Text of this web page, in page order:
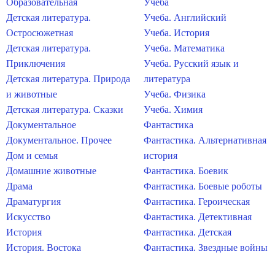
Образовательная
Детская литература.
Остросюжетная
Детская литература.
Приключения
Детская литература. Природа
и животные
Детская литература. Сказки
Документальное
Документальное. Прочее
Дом и семья
Домашние животные
Драма
Драматургия
Искусство
История
История. Востока
Учеба
Учеба. Английский
Учеба. История
Учеба. Математика
Учеба. Русский язык и
литература
Учеба. Физика
Учеба. Химия
Фантастика
Фантастика. Альтернативная
история
Фантастика. Боевик
Фантастика. Боевые роботы
Фантастика. Героическая
Фантастика. Детективная
Фантастика. Детская
Фантастика. Звездные войны